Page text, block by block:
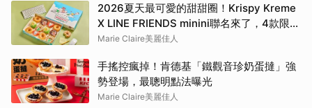
2026夏天最可愛的甜甜圈！Krispy Kreme
X LINE FRIENDS minini聯名來了，4款限定
口味、周邊商品及優惠一次看
Marie Claire美麗佳人
手搖控瘋掉！肯德基「鐵觀音珍奶蛋撻」強
勢登場，最聰明點法曝光
Marie Claire美麗佳人